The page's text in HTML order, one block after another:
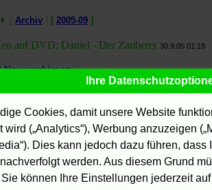
Archiv [ 2005-09 ]
auf DVD: Daniel - Der Zauberer 30.9.05 01:18
Neu erschienen:
Daniel - Der Zaubererauf DVD( Digipack
01:18 - In Partnerschaft mit Amazon.de.
Ihre
Cookies, damit unsere Website
(„Analytics“), Werbung anzuzeigen
Dies kann jedoch dazu führen,
werden. Aus diesem Grund
können Ihre Einstellungen jederzeit